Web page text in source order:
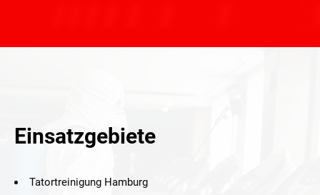
Einsatzgebiete
Tatortreinigung Hamburg